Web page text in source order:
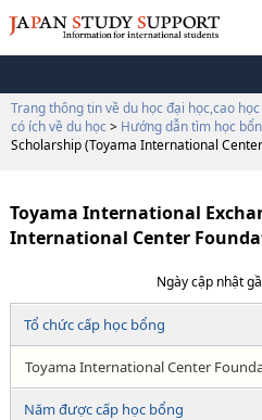
Trang thông tin về du học đại học,cao học
có ích về du học > Hướng dẫn tìm học
Scholarship (Toyama International
Toyama International
International Center
Ngày cập nhật
Tổ chức cấp học bổng
Toyama International Center
Năm được cấp học bổng